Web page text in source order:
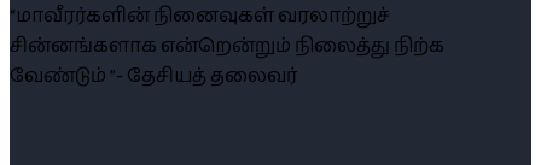
“மாவீரர்களின் நினைவுகள் வரலாற்றுச்
சின்னங்களாக என்றென்றும் நிலைத்து நிற்க
வேண்டும் ”- தேசியத் தலைவர்